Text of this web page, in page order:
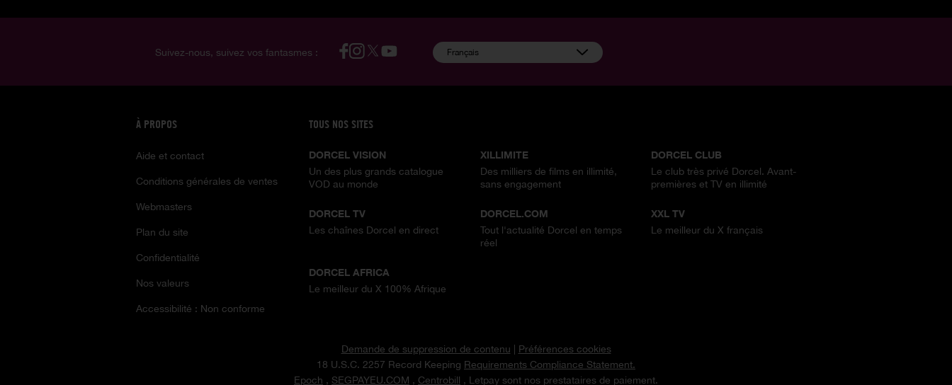
Suivez-nous, suivez vos fantasmes : Français
À PROPOS
Aide et contact
Conditions générales de ventes
Webmasters
Plan du site
Confidentialité
Nos valeurs
Accessibilité : Non conforme
TOUS NOS SITES
DORCEL VISION
Un des plus grands catalogue
VOD au monde
XILLIMITE
Des milliers de films en illimité,
sans engagement
DORCEL CLUB
Le club très privé Dorcel. Avant-
premières et TV en illimité
DORCEL TV
Les chaînes Dorcel en direct
DORCEL.COM
Tout l'actualité Dorcel en temps
réel
XXL TV
Le meilleur du X français
DORCEL AFRICA
Le meilleur du X 100% Afrique
Demande de suppression de contenu
Préférences cookies
18 U.S.C. 2257 Record Keeping Requirements Compliance Statement.
Epoch , SEGPAYEU.COM , Centrobill , Letpay sont nos prestataires de paiement.